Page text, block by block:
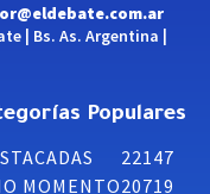
| Bs. As. Argentina |
Populares
22147
MOMENTO20719